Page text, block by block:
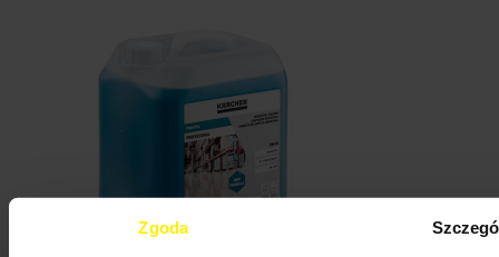
Zgoda